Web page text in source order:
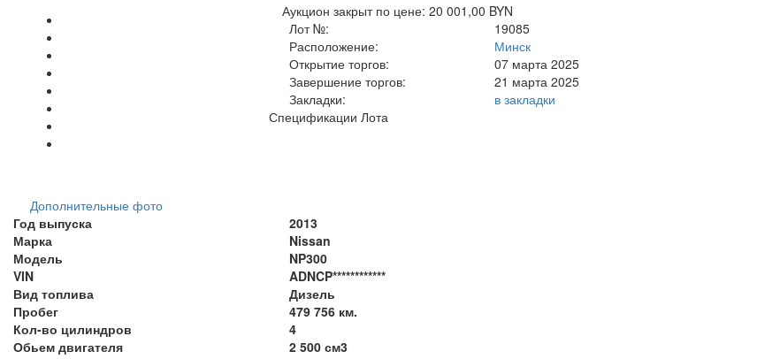
Дополнительные фото
Аукцион закрыт по цене: 20 001,00 BYN
Лот №:
19085
Расположение:
Минск
Открытие торгов:
07 марта 2025
Завершение торгов:
21 марта 2025
Закладки:
в закладки
Спецификации Лота
Год выпуска
2013
Марка
Nissan
Модель
NP300
VIN
ADNCP************
Вид топлива
Дизель
Пробег
479 756 км.
Кол-во цилиндров
4
Обьем двигателя
2 500 см3